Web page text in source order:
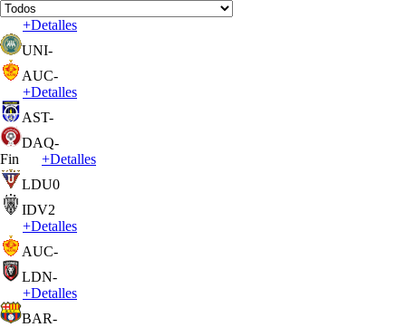
+Detalles
UNI-
AUC-
+Detalles
AST-
DAQ-
Fin
+Detalles
LDU0
IDV2
+Detalles
AUC-
LDN-
+Detalles
BAR-